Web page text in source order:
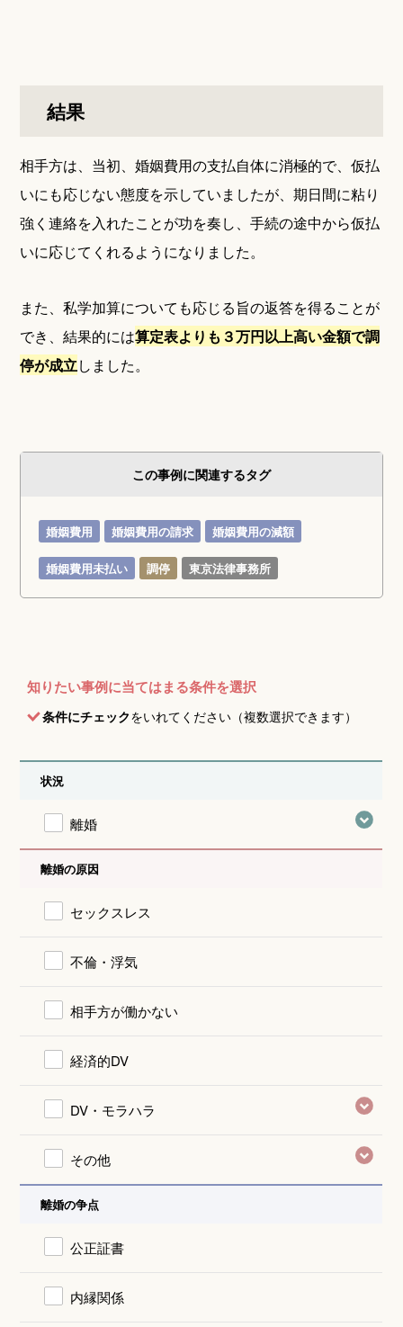
結果
相手方は、当初、婚姻費用の支払自体に消極的で、仮払
いにも応じない態度を示していましたが、期日間に粘り
強く連絡を入れたことが功を奏し、手続の途中から仮払
いに応じてくれるようになりました。
また、私学加算についても応じる旨の返答を得ることが
でき、結果的には算定表よりも３万円以上高い金額で調
停が成立しました。
この事例に関連するタグ
婚姻費用 婚姻費用の請求 婚姻費用の減額
婚姻費用未払い 調停 東京法律事務所
知りたい事例に当てはまる条件を選択
条件にチェックをいれてください（複数選択できます）
状況
離婚
離婚の原因
セックスレス
不倫・浮気
相手方が働かない
経済的DV
DV・モラハラ
その他
離婚の争点
公正証書
内縁関係